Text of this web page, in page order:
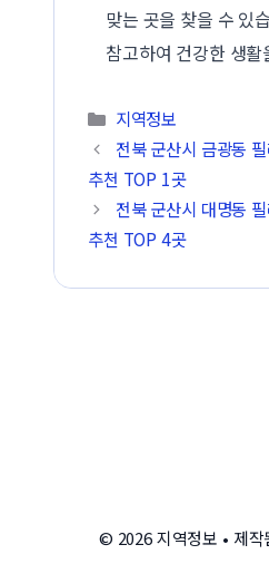
맞는 곳을 찾을 수 있
참고하여 건강한 생
카테고리
지역정보
전북 군산시 금광동
추천 TOP 1곳
전북 군산시 대명동
추천 TOP 4곳
© 2026 지역정보 • 제